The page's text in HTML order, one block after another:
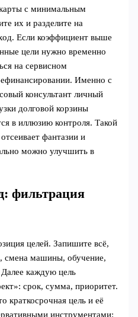
с минимальным
их и разделите на
Если коэффициент выше
цели нужно временно
на сервисном
Именно с
консультант личный
долговой корзины
в иллюзию контроля. Такой
фантазии и
можно улучшить в
фильтрация
целей. Запишите всё,
смена машины, обучение,
каждую цель
срок, сумма, приоритет.
краткосрочная цель и её
инструментами: